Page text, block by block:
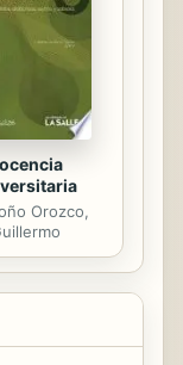
Orozco,